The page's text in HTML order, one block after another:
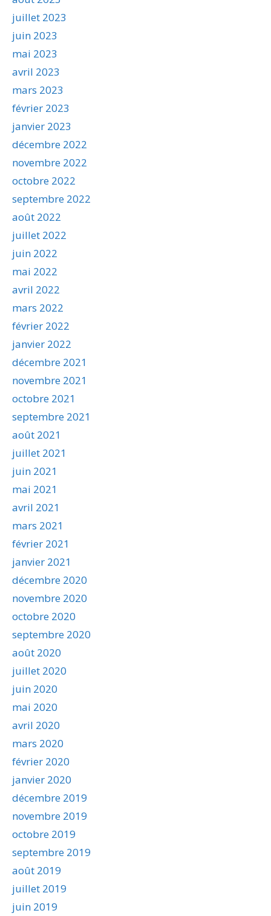
juillet 2023
juin 2023
mai 2023
avril 2023
mars 2023
février 2023
janvier 2023
décembre 2022
novembre 2022
octobre 2022
septembre 2022
août 2022
juillet 2022
juin 2022
mai 2022
avril 2022
mars 2022
février 2022
janvier 2022
décembre 2021
novembre 2021
octobre 2021
septembre 2021
août 2021
juillet 2021
juin 2021
mai 2021
avril 2021
mars 2021
février 2021
janvier 2021
décembre 2020
novembre 2020
octobre 2020
septembre 2020
août 2020
juillet 2020
juin 2020
mai 2020
avril 2020
mars 2020
février 2020
janvier 2020
décembre 2019
novembre 2019
octobre 2019
septembre 2019
août 2019
juillet 2019
juin 2019